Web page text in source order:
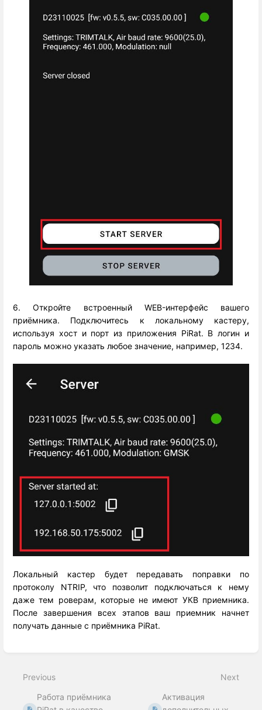
6. Откройте встроенный WEB-интерфейс вашего
приёмника. Подключитесь к локальному кастеру,
используя хост и порт из приложения PiRat. В логин и
пароль можно указать любое значение, например, 1234.
Локальный кастер будет передавать поправки по
протоколу NTRIP, что позволит подключаться к нему
даже тем роверам, которые не имеют УКВ приемника.
После завершения всех этапов ваш приемник начнет
получать данные c приёмника PiRat.
mode
Previous
Работа приёмника
Next
Активация